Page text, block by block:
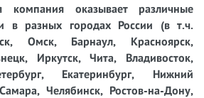
компания оказывает различные
в разных городах России (в т.ч.
Омск, Барнаул, Красноярск,
Иркутск, Чита, Владивосток,
Екатеринбург, Нижний
Челябинск, Ростов-на-Дону,